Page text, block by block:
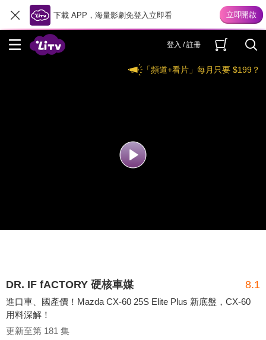
下載 APP，海量影劇免登入立即看
登入 / 註冊
「頻道+看片」每月只要 $199？
DR. IF fACTORY 硬核車媒 8.1
進口車、國產價！Mazda CX-60 25S Elite Plus 新底盤，CX-60
用料深解！
更新至第 181 集